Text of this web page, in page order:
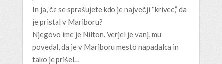
In ja, če se sprašujete kdo je največji “krivec,” da
je pristal v Mariboru?
Njegovo ime je Nilton. Verjel je vanj, mu
povedal, da je v Mariboru mesto napadalca in
tako je prišel…